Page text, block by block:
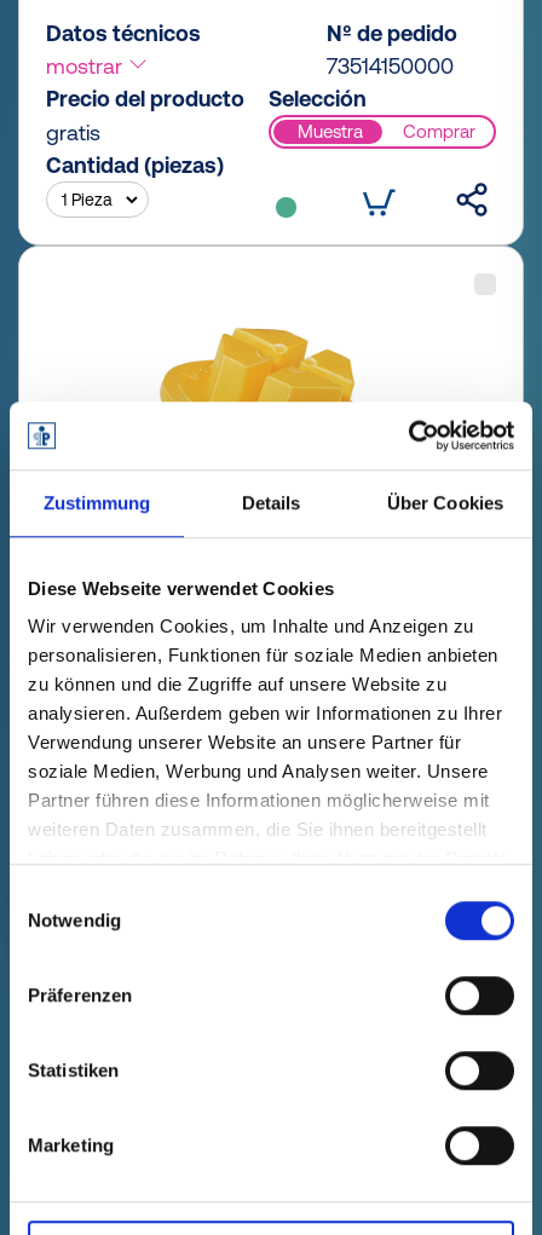
Zustimmung Details Über Cookies
Diese Webseite verwendet Cookies
Wir verwenden Cookies, um Inhalte und Anzeigen zu
personalisieren, Funktionen für soziale Medien anbieten
zu können und die Zugriffe auf unsere Website zu
analysieren. Außerdem geben wir Informationen zu Ihrer
Verwendung unserer Website an unsere Partner für
soziale Medien, Werbung und Analysen weiter. Unsere
Partner führen diese Informationen möglicherweise mit
weiteren Daten zusammen, die Sie ihnen bereitgestellt
Notwendig
Präferenzen
Statistiken
Marketing
Datos técnicos
mostrar
Nº de pedido
73514150000
Precio del producto
gratis
Selección
Muestra Comprar
Cantidad (piezas)
GPN 735 M 16 X 1,5 PA 6, amarillo
mostrar
Nº de pedido
73516150000
Precio del producto
gratis
Selección
Muestra Comprar
Cantidad (piezas)
GPN 735 M 18 X 1,5 PA 6, amarillo